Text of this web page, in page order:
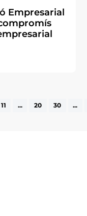
Empresarial
11 ... 20 30 ...